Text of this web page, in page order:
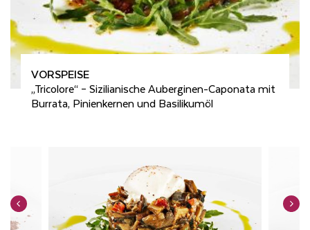
VORSPEISE
„Tricolore“ – Sizilianische Auberginen-Caponata mit
Burrata, Pinienkernen und Basilikumöl